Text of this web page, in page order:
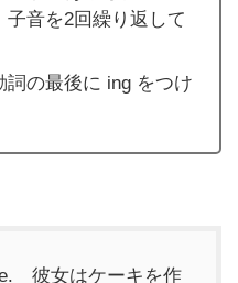
音を2回繰り返して
の最後に ing をつけ
彼女はケーキを作